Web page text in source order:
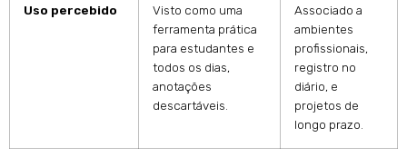
Uso percebido
Visto como uma
ferramenta prática
para estudantes e
todos os dias,
anotações
descartáveis.
Associado a
ambientes
profissionais,
registro no
diário, e
projetos de
longo prazo.